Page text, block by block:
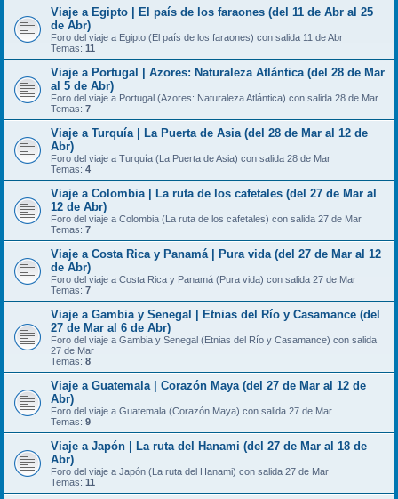
Viaje a Egipto | El país de los faraones (del 11 de Abr al 25
de Abr)
Foro del viaje a Egipto (El país de los faraones) con salida 11 de Abr
Temas: 11
Viaje a Portugal | Azores: Naturaleza Atlántica (del 28 de Mar
al 5 de Abr)
Foro del viaje a Portugal (Azores: Naturaleza Atlántica) con salida 28 de Mar
Temas: 7
Viaje a Turquía | La Puerta de Asia (del 28 de Mar al 12 de
Abr)
Foro del viaje a Turquía (La Puerta de Asia) con salida 28 de Mar
Temas: 4
Viaje a Colombia | La ruta de los cafetales (del 27 de Mar al
12 de Abr)
Foro del viaje a Colombia (La ruta de los cafetales) con salida 27 de Mar
Temas: 7
Viaje a Costa Rica y Panamá | Pura vida (del 27 de Mar al 12
de Abr)
Foro del viaje a Costa Rica y Panamá (Pura vida) con salida 27 de Mar
Temas: 7
Viaje a Gambia y Senegal | Etnias del Río y Casamance (del
27 de Mar al 6 de Abr)
Foro del viaje a Gambia y Senegal (Etnias del Río y Casamance) con salida
27 de Mar
Temas: 8
Viaje a Guatemala | Corazón Maya (del 27 de Mar al 12 de
Abr)
Foro del viaje a Guatemala (Corazón Maya) con salida 27 de Mar
Temas: 9
Viaje a Japón | La ruta del Hanami (del 27 de Mar al 18 de
Abr)
Foro del viaje a Japón (La ruta del Hanami) con salida 27 de Mar
Temas: 11